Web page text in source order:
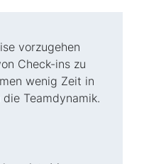
vorzugehen
Check-ins zu
wenig Zeit in
Teamdynamik.